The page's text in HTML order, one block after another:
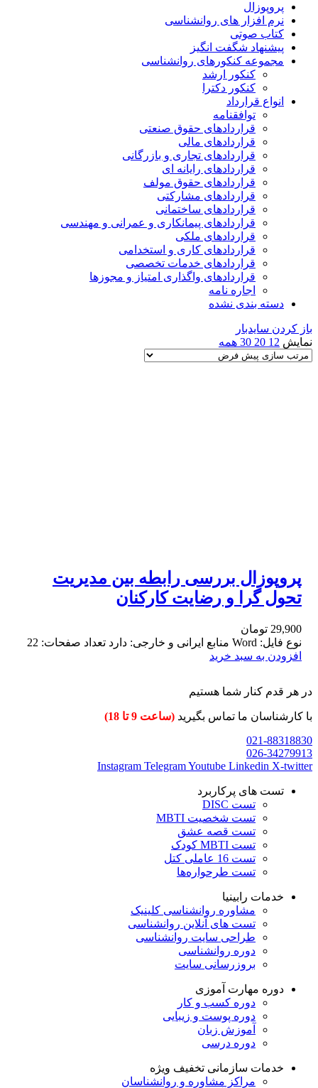
پروپوزال
نرم افزار های روانشناسی
کتاب صوتی
پیشنهاد شگفت انگیز
مجموعه کنکورهای روانشناسی
کنکور ارشد
کنکور دکترا
انواع قرارداد
توافقنامه
قراردادهای حقوق صنعتی
قراردادهای مالی
قراردادهای تجاری و بازرگانی
قراردادهای رایانه ای
قراردادهای حقوق مولف
قراردادهای مشارکتی
قراردادهای ساختمانی
قراردادهای پیمانکاری و عمرانی و مهندسی
قراردادهای ملکی
قراردادهای کاری و استخدامی
قراردادهای خدمات تخصصی
قراردادهای واگذاری امتیاز و مجوزها
اجاره نامه
دسته بندی نشده
باز کردن سایدبار
نمایش 12
20
30 همه
پروپوزال بررسی رابطه بین مدیریت
تحول گرا و رضایت کارکنان
29,900 تومان
نوع فایل: Word منابع ایرانی و خارجی: دارد تعداد صفحات: 22
افزودن به سبد خرید
در هر قدم کنار شما هستیم
با کارشناسان ما تماس بگیرید (ساعت 9 تا 18)
021-88318830
026-34279913
Instagram TelegramYoutube Linkedin X-twitter
تست های پرکاربرد
تست DISC
تست شخصیت MBTI
تست قصه عشق
تست MBTI کودک
تست 16 عاملی کتل
تست طرحواره‌ها
خدمات رابینیا
مشاوره روانشناسی کلینیک
تست های آنلاین روانشناسی
طراحی سایت روانشناسی
دوره روانشناسی
بروزرسانی سایت
دوره مهارت آموزی
دوره کسب و کار
دوره پوست و زیبایی
آموزش زبان
دوره درسی
خدمات سازمانی تخفیف ویژه
مراکز مشاوره و روانشناسان